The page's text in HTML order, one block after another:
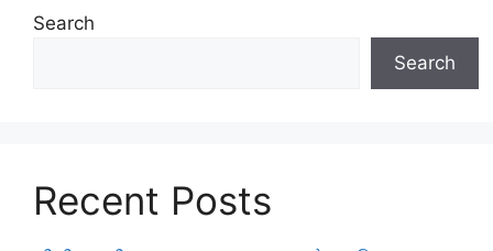
Search
Search
Recent Posts